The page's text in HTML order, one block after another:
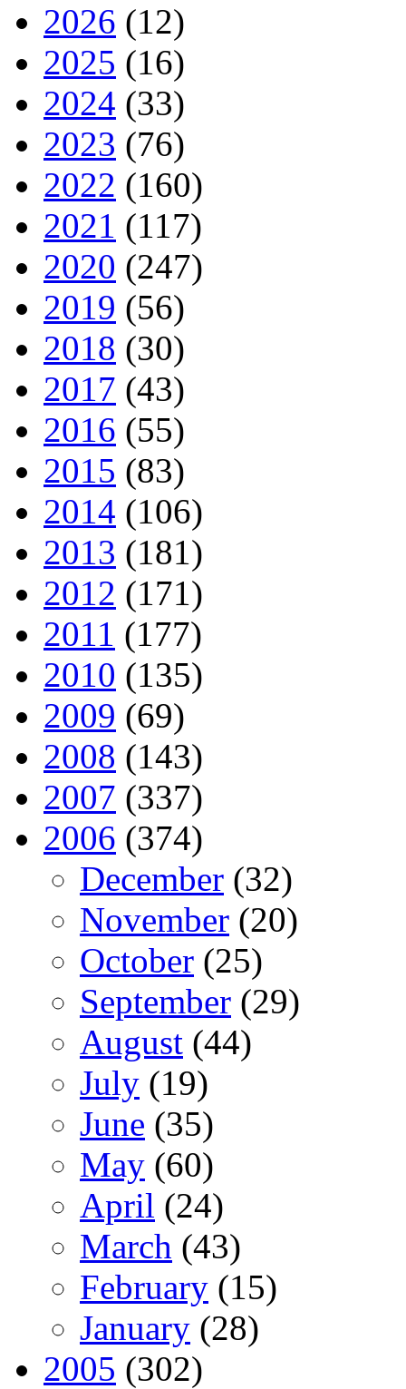
2026 (12)
2025 (16)
2024 (33)
2023 (76)
2022 (160)
2021 (117)
2020 (247)
2019 (56)
2018 (30)
2017 (43)
2016 (55)
2015 (83)
2014 (106)
2013 (181)
2012 (171)
2011 (177)
2010 (135)
2009 (69)
2008 (143)
2007 (337)
2006 (374)
December (32)
November (20)
October (25)
September (29)
August (44)
July (19)
June (35)
May (60)
April (24)
March (43)
February (15)
January (28)
2005 (302)